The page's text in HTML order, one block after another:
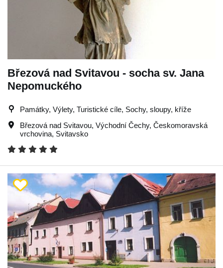
Březová nad Svitavou - socha sv. Jana
Nepomuckého
Památky, Výlety, Turistické cíle, Sochy, sloupy, kříže
Březová nad Svitavou, Východní Čechy, Českomoravská
vrchovina, Svitavsko